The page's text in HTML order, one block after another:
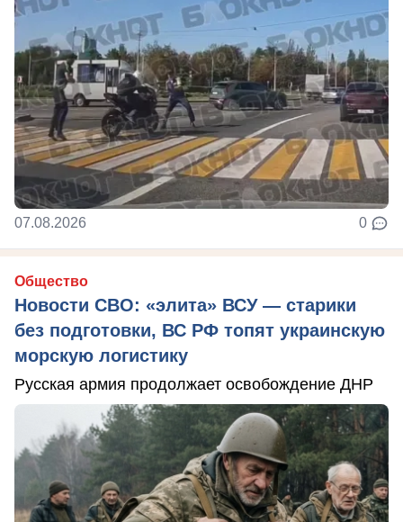
07.08.2026 0
Общество
Новости СВО: «элита» ВСУ — старики
без подготовки, ВС РФ топят украинскую
морскую логистику
Русская армия продолжает освобождение ДНР